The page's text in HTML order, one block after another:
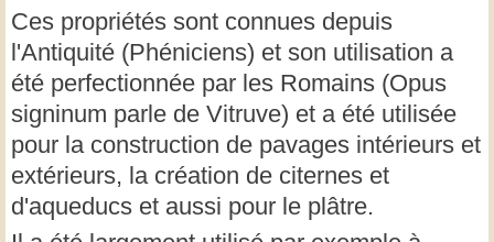
Ces propriétés sont connues depuis
l'Antiquité (Phéniciens) et son utilisation a
été perfectionnée par les Romains (Opus
signinum parle de Vitruve) et a été utilisée
pour la construction de pavages intérieurs et
extérieurs, la création de citernes et
d'aqueducs et aussi pour le plâtre.